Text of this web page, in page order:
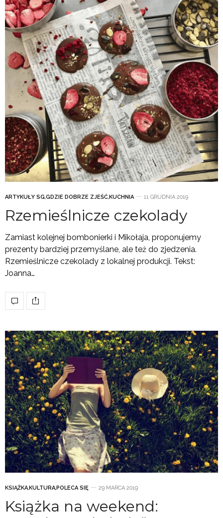
ARTYKUŁY SG,GDZIE DOBRZE ZJEŚĆ,KUCHNIA 11 GRUDNIA 2019
Rzemieślnicze czekolady
Zamiast kolejnej bombonierki i Mikołaja, proponujemy
prezenty bardziej przemyślane, ale też do zjedzenia.
Rzemieślnicze czekolady z lokalnej produkcji. Tekst:
Joanna…
KSIĄŻKA,KULTURA,POLECA SIĘ 29 MARCA 2019
Książka na weekend: